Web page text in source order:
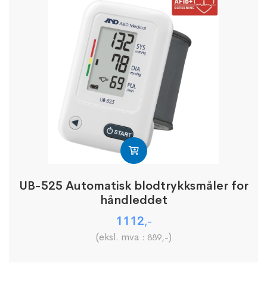
UB-525 Automatisk blodtrykksmåler for
håndleddet
1112,-
(eksl. mva : 889,-)